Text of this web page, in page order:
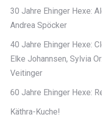
30 Jahre Ehinger Hexe:
Andrea Spöcker
40 Jahre Ehinger Hexe:
Elke Johannsen, Sylvia
Veitinger
60 Jahre Ehinger Hexe:
Käthra-Kuche!